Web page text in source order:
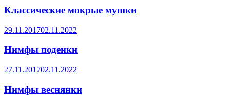
Классические мокрые мушки
29.11.201702.11.2022
Нимфы поденки
27.11.201702.11.2022
Нимфы веснянки